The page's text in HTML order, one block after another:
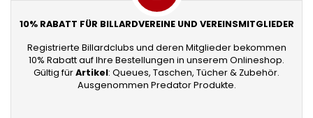
10% RABATT FÜR BILLARDVEREINE UND VEREINSMITGLIEDER
Registrierte Billardclubs und deren Mitglieder bekommen
10% Rabatt auf Ihre Bestellungen in unserem Onlineshop.
Gültig fürArtikel: Queues, Taschen, Tücher & Zubehör.
Ausgenommen Predator Produkte.